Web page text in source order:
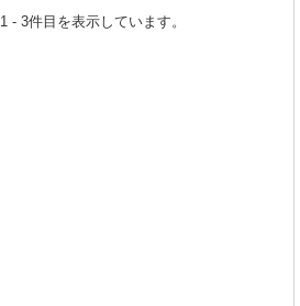
1- 3件目を表示しています。